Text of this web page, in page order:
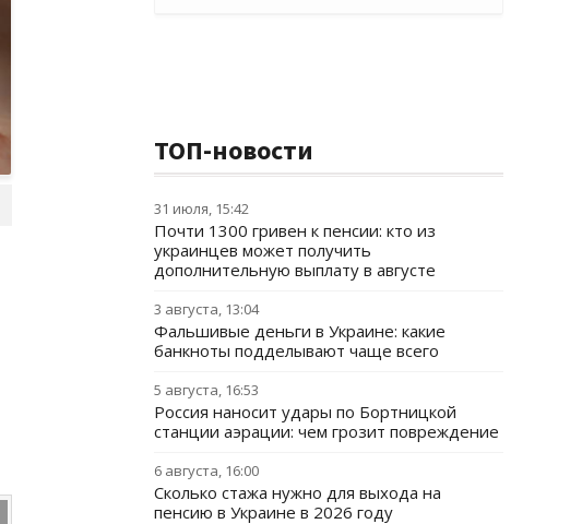
ТОП-новости
31 июля, 15:42
Почти 1300 гривен к пенсии: кто из
украинцев может получить
дополнительную выплату в августе
3 августа, 13:04
Фальшивые деньги в Украине: какие
банкноты подделывают чаще всего
5 августа, 16:53
Россия наносит удары по Бортницкой
станции аэрации: чем грозит повреждение
6 августа, 16:00
Сколько стажа нужно для выхода на
пенсию в Украине в 2026 году